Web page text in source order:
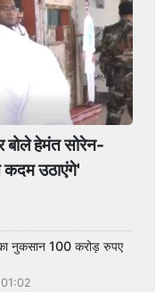
बोले हेमंत सोरेन-
कदम उठाएंगे'
नुकसान 100 करोड़ रुपए